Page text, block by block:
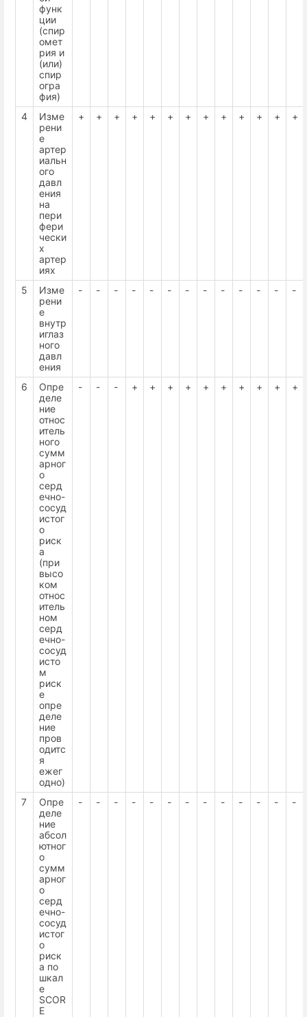
функ
ции
(спир
омет
рия и
(или)
спир
огра
фия)
4
Изме
рени
е
артер
иальн
ого
давл
ения
на
пери
фери
чески
х
артер
иях
+ + + + + + + + + + + + +
5
Изме
рени
е
внутр
иглаз
ного
давл
ения
- - - - - - - - - - - - -
6
Опре
деле
ние
относ
итель
ного
сумм
арног
о
серд
ечно-
сосуд
истог
о
риск
а
(при
высо
ком
относ
итель
ном
серд
ечно-
сосуд
исто
м
риск
е
опре
деле
ние
пров
одитс
я
ежег
одно)
- - - + + + + + + + + + +
7
Опре
деле
ние
абсол
ютног
о
сумм
арног
о
серд
ечно-
сосуд
истог
о
риск
а по
шкал
е
SCOR
E
- - - - - - - - - - - - -